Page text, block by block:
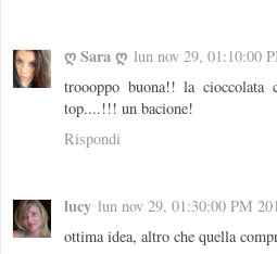
ღ Sara ღ lun nov 29, 01:10:00
troooppo buona!! la
top....!!! un bacione!
Rispondi
lucy lun nov 29, 01:30:00 PM
ottima idea, altro che quella